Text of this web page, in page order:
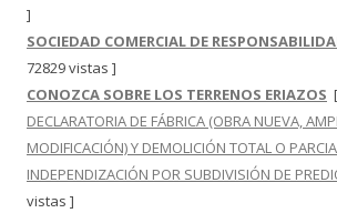
]
SOCIEDAD COMERCIAL DE
72829 vistas ]
CONOZCA SOBRE LOS TERRENOS ERIAZOS
DECLARATORIA DE FÁBRICA (OBRA NUEVA,
MODIFICACIÓN) Y DEMOLICIÓN TOTAL O
INDEPENDIZACIÓN POR SUBDIVISIÓN DE
vistas ]